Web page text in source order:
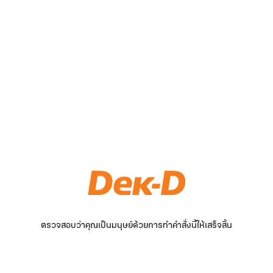
ตรวจสอบว่าคุณเป็นมนุษย์ด้วยการทำคำสั่งนี้ให้เสร็จสิ้น